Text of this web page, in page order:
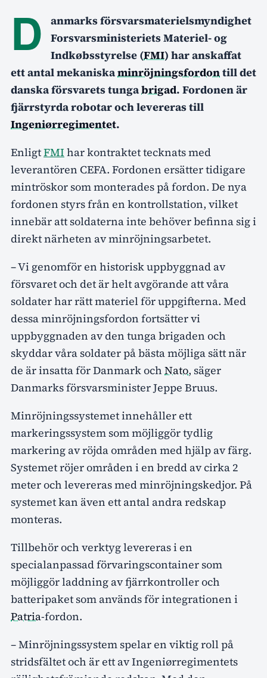
D
anmarks försvarsmaterielsmyndighet
Forsvarsministeriets Materiel- og
Indkøbsstyrelse (FMI) har anskaffat
ett antal mekaniskaminröjningsfordontill det
danska försvarets tungabrigad. Fordonen är
fjärrstyrda robotar och levereras till
Ingeniørregimentet.
EnligtFMI har kontraktet tecknats med
leverantören CEFA. Fordonen ersätter tidigare
mintröskor som monterades på fordon. De nya
fordonen styrs från en kontrollstation, vilket
innebär att soldaterna inte behöver befinna sig i
direkt närheten av minröjningsarbetet.
– Vi genomför en historisk uppbyggnad av
försvaret och det är helt avgörande att våra
soldater har rätt materiel för uppgifterna. Med
dessa minröjningsfordon fortsätter vi
uppbyggnaden av den tunga brigaden och
skyddar våra soldater på bästa möjliga sätt när
de är insatta för Danmark och Nato, säger
Danmarks försvarsminister Jeppe Bruus.
Minröjningssystemet innehåller ett
markeringssystem som möjliggör tydlig
markering av röjda områden med hjälp av färg.
Systemet röjer områden i en bredd av cirka 2
meter och levereras med minröjningskedjor. På
systemet kan även ett antal andra redskap
monteras.
Tillbehör och verktyg levereras i en
specialanpassad förvaringscontainer som
möjliggör laddning av fjärrkontroller och
batteripaket som används för integrationen i
Patria-fordon.
– Minröjningssystem spelar en viktig roll på
stridsfältet och är ett av Ingeniørregimentets